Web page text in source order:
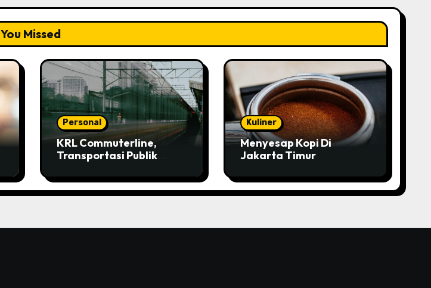
You Missed
Personal
KRL Commuterline,
Transportasi Publik
Kuliner
Menyesap Kopi Di
Jakarta Timur